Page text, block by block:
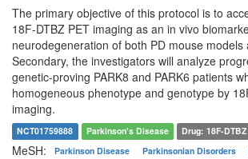
The primary objective of this protocol is to
18F-DTBZ PET imaging as an in vivo
neurodegeneration of both PD mouse models
Secondary, the investigators will analyze
genetic-proving PARK8 and PARK6 patients
homogeneous phenotype and genotype by
imaging.
NCT01759888 Parkinson's Disease Drug: 18F-DTBZ
MeSH: Parkinson Disease Parkinsonian Disorders